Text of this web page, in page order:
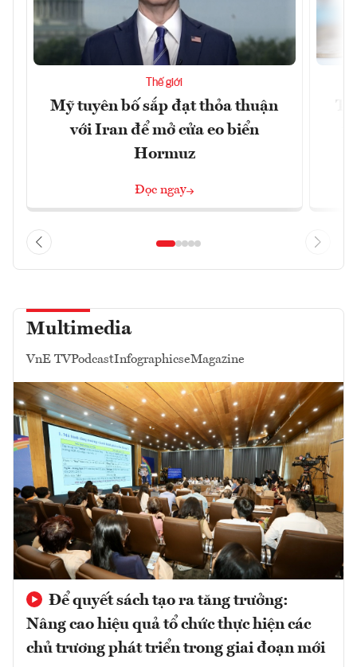
Thế giới
Mỹ tuyên bố sắp đạt thỏa thuận
với Iran để mở cửa eo biển
Hormuz
Đọc ngay
Multimedia
VnE TVPodcastInfographicseMagazine
Để quyết sách tạo ra tăng trưởng:
Nâng cao hiệu quả tổ chức thực hiện các
chủ trương phát triển trong giai đoạn mới